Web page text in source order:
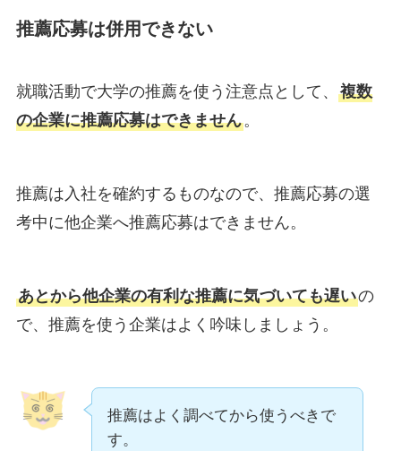
推薦応募は併用できない
就職活動で大学の推薦を使う注意点として、 複数
の企業に推薦応募はできません。
推薦は入社を確約するものなので、推薦応募の選
考中に他企業へ推薦応募はできません。
あとから他企業の有利な推薦に気づいても遅いの
で、推薦を使う企業はよく吟味しましょう。
推薦はよく調べてから使うべきで
す。